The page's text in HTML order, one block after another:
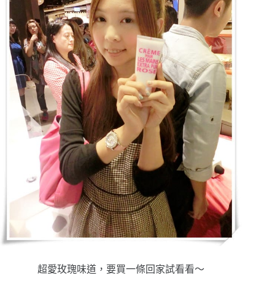
超愛玫瑰味道，要買一條回家試看看～